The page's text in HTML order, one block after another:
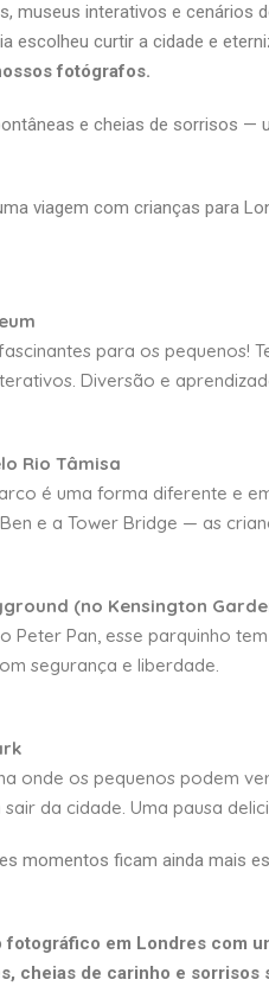
museus interativos e cenários
escolheu curtir a cidade e
fotógrafos.
e cheias de sorrisos —
viagem com crianças para
para os pequenos!
Diversão e
Rio Tâmisa
é uma forma diferente e
e a Tower Bridge — as
(no Kensington
Peter Pan, esse parquinho
segurança e liberdade.
onde os pequenos podem
da cidade. Uma pausa
momentos ficam ainda mais
fotográfico em Londres com
cheias de carinho e sorrisos